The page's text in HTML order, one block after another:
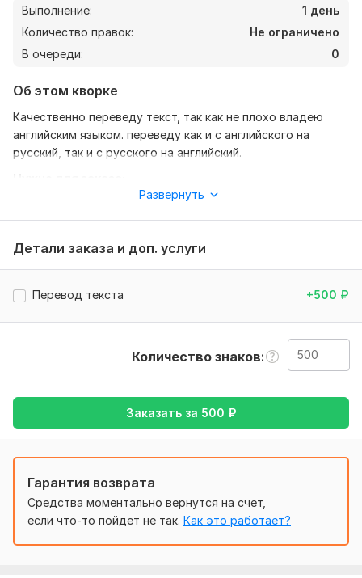
Выполнение:
1 день
Количество правок:
Не ограничено
В очереди:
0
Об этом кворке
Качественно переведу текст, так как не плохо владею
английским языком. переведу как и с английского на
русский, так и с русского на английский.
Чтобы выполнить заказ, мне понадобится от вас текст по
категориям и критериям которые у меня выставлены
Тематика: Красота и мода,Кулинария,
Язык перевода:
Объем услуги в кворке: 500 знаков
Развернуть
Детали заказа и доп. услуги
Перевод текста +500 ₽
Количество знаков
Заказать за 500 ₽
Гарантия возврата
Средства моментально вернутся на счет,
если что-то пойдет не так. Как это работает?